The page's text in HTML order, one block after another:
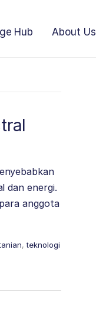
Hub About Us
dan energi.
anggota
,teknologi